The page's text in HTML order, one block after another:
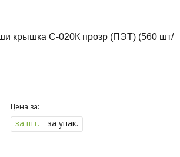
крышка С-020К прозр (ПЭТ) (560 шт/
Цена за:
за шт. за упак.